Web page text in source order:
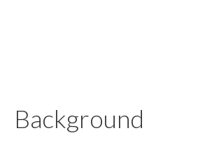
Background